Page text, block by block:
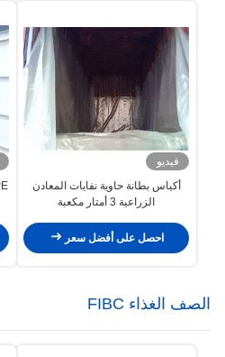
فيديو
أكياس بطانة حاوية نفايات المعادن
الزراعية 3 أمتار مكعبة
احصل على أفضل سعر
الصف الغذاء FIBC